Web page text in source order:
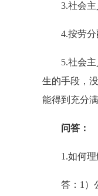
3.社会主义
4.按劳分配
5.社会主义
生的手段，
能得到充分满
问答：
1.如何理解
答：1）公